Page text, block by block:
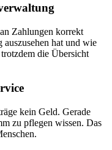
Zahlungen korrekt
hat und wie
die Übersicht
kein Geld. Gerade
zu pflegen wissen. Das